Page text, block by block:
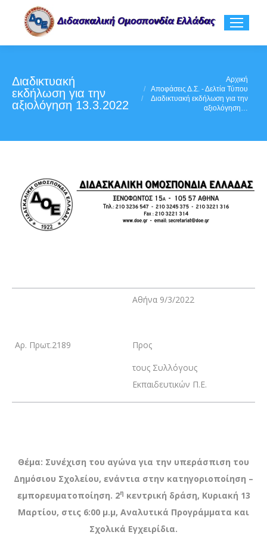
Διαδικτυακή
εκδήλωση για την
αξιολόγηση 13.3.2022
Αρχική
Αποφάσεις Δ.Σ. - Δελτία Τύπου
Διαδικτυακή εκδήλωση για την
αξιολόγηση…
Αρ. Πρωτ.2189
Αθήνα 9/3/2022
Προς
τους Συλλόγους
Εκπαιδευτικών Π.Ε.
Θέμα: Συνέχιση του αγώνα για την υπεράσπιση του
Δημόσιου Σχολείου, ενάντια στην κατηγοριοποίηση –
εμπορευματοποίηση. 2η κεντρική δράση, Κυριακή 13
Μαρτίου, στις 6:00 μ.μ, Αναλυτικά Προγράμματα και
Σχολικά Εγχειρίδια.